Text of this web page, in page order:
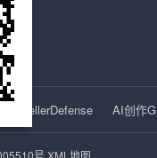
例SellerDefense AI创作